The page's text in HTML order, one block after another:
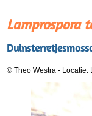
Lamprospora
© Theo Westra - Locatie: